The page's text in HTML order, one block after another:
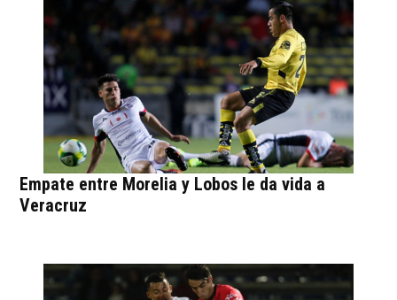
Empate entre Morelia y Lobos le da vida a
Veracruz